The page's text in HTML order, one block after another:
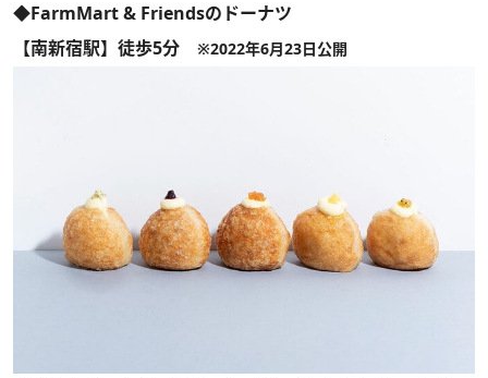
◆FarmMart & Friendsのドーナツ
【南新宿駅】徒歩5分 ※2022年6月23日公開